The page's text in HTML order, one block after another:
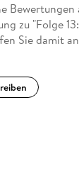
zu "Folge
Sie damit